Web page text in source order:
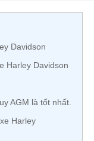
Davidson
Harley Davidson
AGM là tốt nhất.
Harley